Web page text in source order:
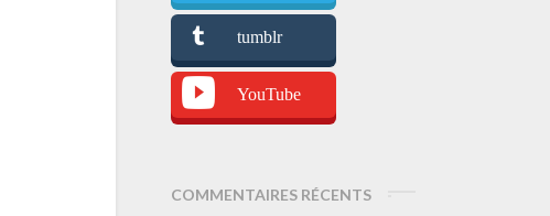
tumblr
YouTube
COMMENTAIRES RÉCENTS